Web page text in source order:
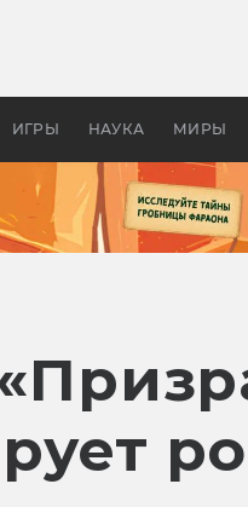
ИГРЫ НАУКА МИРЫ
апокалипсис, в